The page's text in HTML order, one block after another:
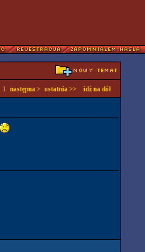
l następna > ostatnia >> idź na dół